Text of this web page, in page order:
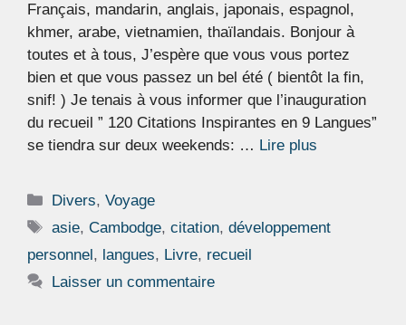
Français, mandarin, anglais, japonais, espagnol,
khmer, arabe, vietnamien, thaïlandais. Bonjour à
toutes et à tous, J’espère que vous vous portez
bien et que vous passez un bel été ( bientôt la fin,
snif! ) Je tenais à vous informer que l’inauguration
du recueil ” 120 Citations Inspirantes en 9 Langues”
se tiendra sur deux weekends: … Lire plus
Catégories
Divers,Voyage
Étiquettes
asie,Cambodge,citation,développement
personnel, langues, Livre, recueil
Laisser un commentaire